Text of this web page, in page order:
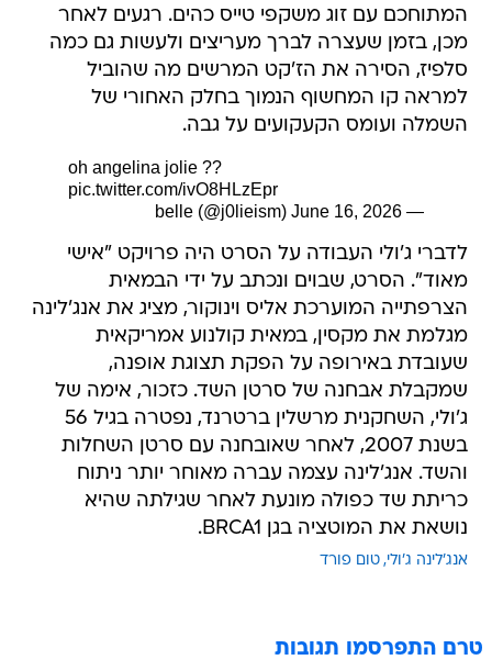
המתוחכם עם זוג משקפי טייס כהים. רגעים לאחר
מכן, בזמן שעצרה לברך מעריצים ולעשות גם כמה
סלפיז, הסירה את הז'קט המרשים מה שהוביל
למראה קו המחשוף הנמוך בחלק האחורי של
השמלה ועומס הקעקועים על גבה.
oh angelina jolie ?‍?
pic.twitter.com/ivO8HLzEpr
— belle (@j0lieism)
June 16, 2026
לדברי ג'ולי העבודה על הסרט היה פרויקט "אישי
מאוד". הסרט, שבוים ונכתב על ידי הבמאית
הצרפתייה המוערכת אליס וינוקור, מציג את אנג'לינה
מגלמת את מקסין, במאית קולנוע אמריקאית
שעובדת באירופה על הפקת תצוגת אופנה,
שמקבלת אבחנה של סרטן השד. כזכור, אימה של
ג'ולי, השחקנית מרשלין ברטרנד, נפטרה בגיל 56
בשנת 2007, לאחר שאובחנה עם סרטן השחלות
והשד. אנג'לינה עצמה עברה מאוחר יותר ניתוח
כריתת שד כפולה מונעת לאחר שגילתה שהיא
נושאת את המוטציה בגן BRCA1.
אנג'לינה ג'ולי טום פורד
טרם התפרסמו תגובות